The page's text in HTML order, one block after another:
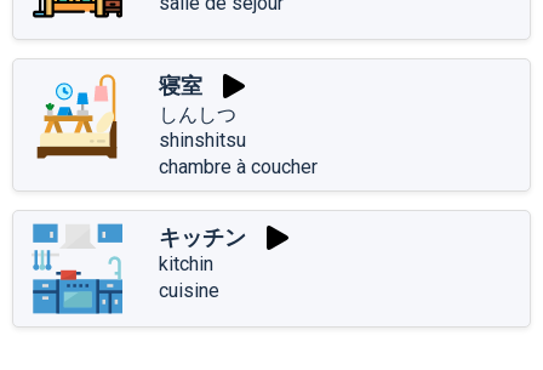
寝室
しんしつ
shinshitsu
chambre à coucher
キッチン
kitchin
cuisine